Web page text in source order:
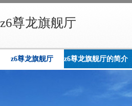
z6尊龙旗舰厅
z6尊龙旗舰厅 z6尊龙旗舰厅的简介